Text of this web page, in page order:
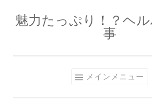
コ
魅力たっぷり！？ヘ
事
メインメニュー